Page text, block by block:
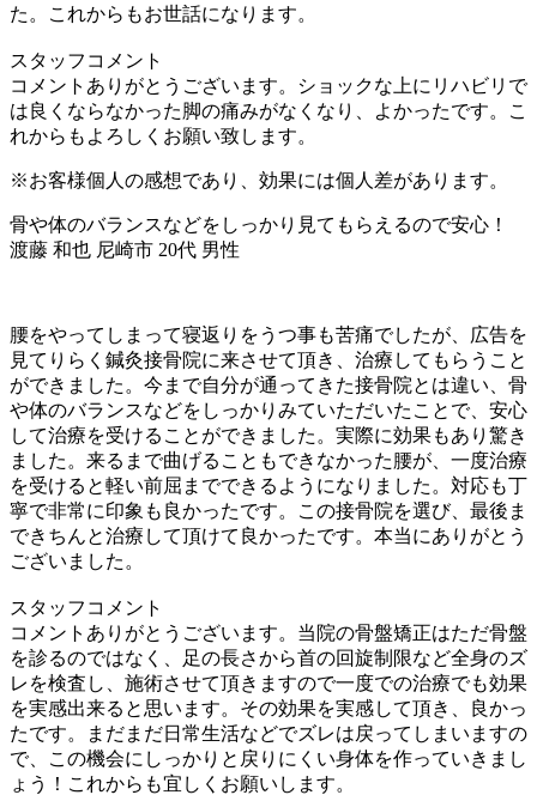
た。これからもお世話になります。
スタッフコメント
コメントありがとうございます。ショックな上にリハビリで
は良くならなかった脚の痛みがなくなり、よかったです。こ
れからもよろしくお願い致します。
※お客様個人の感想であり、効果には個人差があります。
骨や体のバランスなどをしっかり見てもらえるので安心！
渡藤 和也 尼崎市 20代 男性
腰をやってしまって寝返りをうつ事も苦痛でしたが、広告を
見てりらく鍼灸接骨院に来させて頂き、治療してもらうこと
ができました。今まで自分が通ってきた接骨院とは違い、骨
や体のバランスなどをしっかりみていただいたことで、安心
して治療を受けることができました。実際に効果もあり驚き
ました。来るまで曲げることもできなかった腰が、一度治療
を受けると軽い前屈までできるようになりました。対応も丁
寧で非常に印象も良かったです。この接骨院を選び、最後ま
できちんと治療して頂けて良かったです。本当にありがとう
ございました。
スタッフコメント
コメントありがとうございます。当院の骨盤矯正はただ骨盤
を診るのではなく、足の長さから首の回旋制限など全身のズ
レを検査し、施術させて頂きますので一度での治療でも効果
を実感出来ると思います。その効果を実感して頂き、良かっ
たです。まだまだ日常生活などでズレは戻ってしまいますの
で、この機会にしっかりと戻りにくい身体を作っていきまし
ょう！これからも宜しくお願いします。